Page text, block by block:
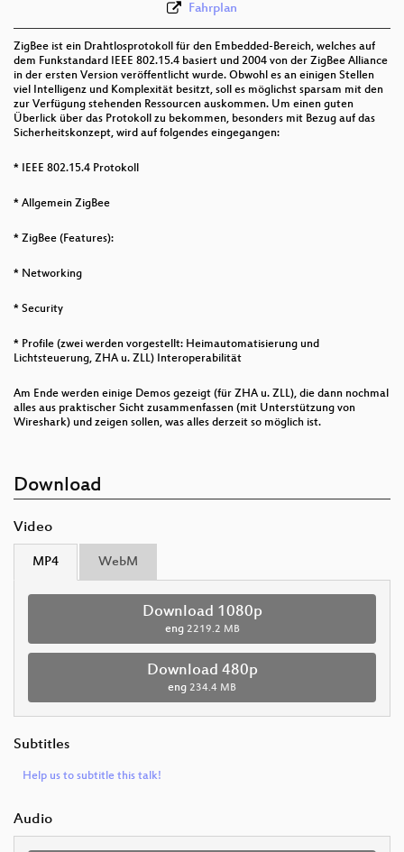
Fahrplan
ZigBee ist ein Drahtlosprotokoll für den Embedded-Bereich, welches auf
dem Funkstandard IEEE 802.15.4 basiert und 2004 von der ZigBee Alliance
in der ersten Version veröffentlicht wurde. Obwohl es an einigen Stellen
viel Intelligenz und Komplexität besitzt, soll es möglichst sparsam mit den
zur Verfügung stehenden Ressourcen auskommen. Um einen guten
Überlick über das Protokoll zu bekommen, besonders mit Bezug auf das
Sicherheitskonzept, wird auf folgendes eingegangen:
* IEEE 802.15.4 Protokoll
* Allgemein ZigBee
* ZigBee (Features):
* Networking
* Security
* Profile (zwei werden vorgestellt: Heimautomatisierung und
Lichtsteuerung, ZHA u. ZLL) Interoperabilität
Am Ende werden einige Demos gezeigt (für ZHA u. ZLL), die dann nochmal
alles aus praktischer Sicht zusammenfassen (mit Unterstützung von
Wireshark) und zeigen sollen, was alles derzeit so möglich ist.
Download
Video
MP4 WebM
Download 1080p
eng 2219.2 MB
Download 480p
eng 234.4 MB
Subtitles
Help us to subtitle this talk!
Audio